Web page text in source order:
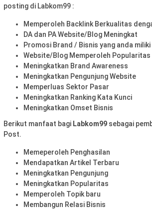
posting di Labkom99 :
Memperoleh Backlink Berkualitas
DA dan PA Website/Blog Meningkat
Promosi Brand / Bisnis yang anda miliki
Website/Blog Memperoleh Popularitas
Meningkatkan Brand Awareness
Meningkatkan Pengunjung Website
Memperluas Sektor Pasar
Meningkatkan Ranking Kata Kunci
Meningkatkan Omset Bisnis
Berikut manfaat bagi Labkom99 sebagai
Post.
Memeperoleh Penghasilan
Mendapatkan Artikel Terbaru
Meningkatkan Pengunjung
Meningkatkan Popularitas
Memperoleh Topik baru
Membangun Relasi Bisnis